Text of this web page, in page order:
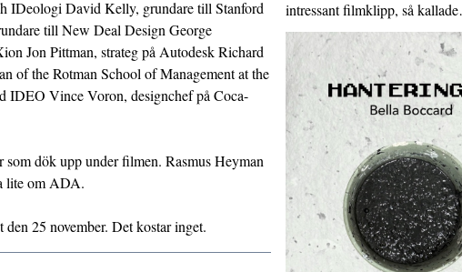
IDeologi David Kelly, grundare till Stanford
till New Deal Design George
Jon Pittman, strateg på Autodesk Richard
of the Rotman School of Management at the
Vince Voron, designchef på Coca-
dök upp under filmen. Rasmus Heyman
lite om ADA.
25 november. Det kostar inget.
intressant filmklipp, så